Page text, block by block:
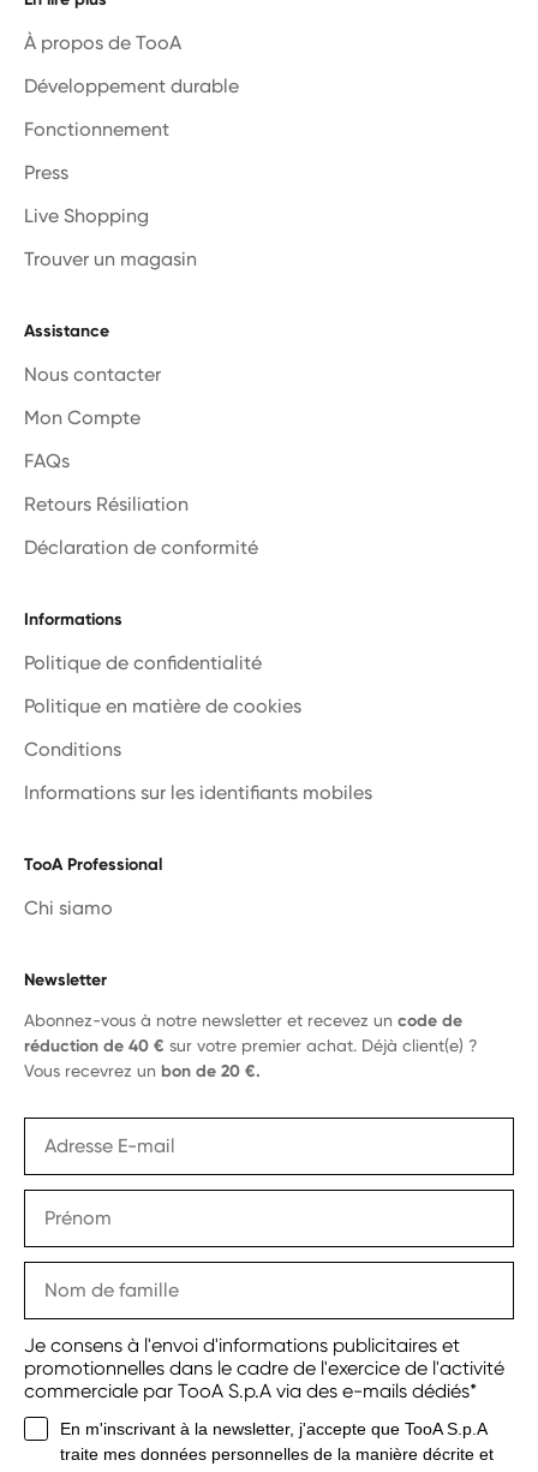
À propos de TooA
Développement durable
Fonctionnement
Press
Live Shopping
Trouver un magasin
Assistance
Nous contacter
Mon Compte
FAQs
Retours Résiliation
Déclaration de conformité
Informations
Politique de confidentialité
Politique en matière de cookies
Conditions
Informations sur les identifiants mobiles
TooA Professional
Chi siamo
Newsletter
Abonnez-vous à notre newsletter et recevez un code de
réduction de 40 € sur votre premier achat. Déjà client(e) ?
Vous recevrez un bon de 20 €.
Je consens à l'envoi d'informations publicitaires et
promotionnelles dans le cadre de l'exercice de l'activité
commerciale par TooA S.p.A via des e-mails dédiés*
En m'inscrivant à la newsletter, j'accepte que TooA S.p.A
traite mes données personnelles de la manière décrite et